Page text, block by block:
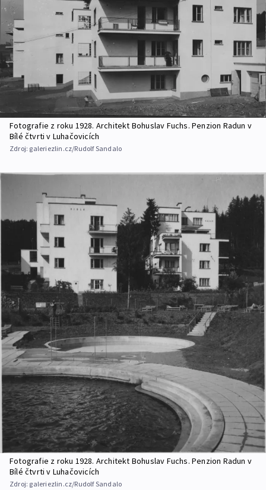
Fotografie z roku 1928. Architekt Bohuslav Fuchs. Penzion Radun v
Bílé čtvrti v Luhačovicích
Zdroj: galeriezlin.cz/Rudolf Sandalo
Fotografie z roku 1928. Architekt Bohuslav Fuchs. Penzion Radun v
Bílé čtvrti v Luhačovicích
Zdroj: galeriezlin.cz/Rudolf Sandalo